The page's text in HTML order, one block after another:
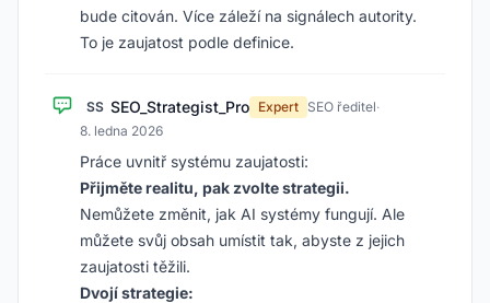
bude citován. Více záleží na signálech autority.
To je zaujatost podle definice.
SS SEO_Strategist_Pro Expert SEO ředitel·
8. ledna 2026
Práce uvnitř systému zaujatosti:
Přijměte realitu, pak zvolte strategii.
Nemůžete změnit, jak AI systémy fungují. Ale
můžete svůj obsah umístit tak, abyste z jejich
zaujatosti těžili.
Dvojí strategie: